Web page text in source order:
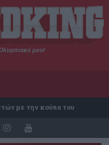
μου!
με την κούπα του